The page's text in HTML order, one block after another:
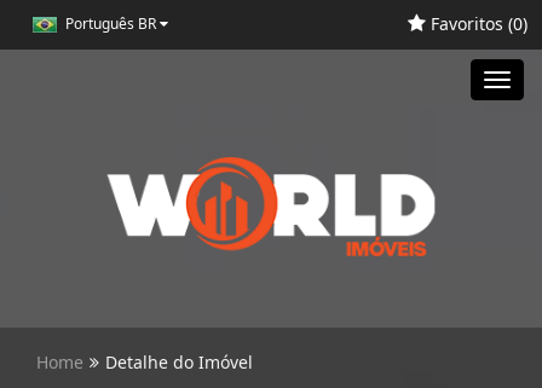
Português BR Favoritos (0)
Home Detalhe do Imóvel